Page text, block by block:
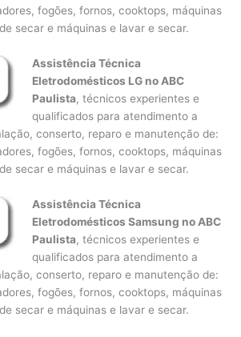
fogões, fornos, cooktops, máquinas
secar e máquinas e lavar e secar.
Assistência Técnica
Eletrodomésticos LG no ABC
Paulista, técnicos experientes e
qualificados para atendimento a
conserto, reparo e manutenção de:
fogões, fornos, cooktops, máquinas
secar e máquinas e lavar e secar.
Assistência Técnica
Eletrodomésticos Samsung no ABC
Paulista, técnicos experientes e
qualificados para atendimento a
conserto, reparo e manutenção de:
fogões, fornos, cooktops, máquinas
secar e máquinas e lavar e secar.